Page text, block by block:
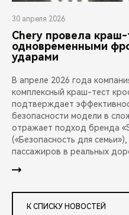
30 апреля 2026
Chery провела
одновременными
ударами
В апреле 2026 года
комплексный краш-тест
подтверждает
безопасности модели в
отражает подход бренда
(«Безопасность для
пассажиров в реальных
К СПИСКУ НОВОСТЕЙ